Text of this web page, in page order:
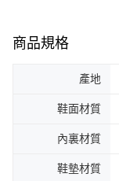
商品規格
產地
鞋面材質
內裏材質
鞋墊材質